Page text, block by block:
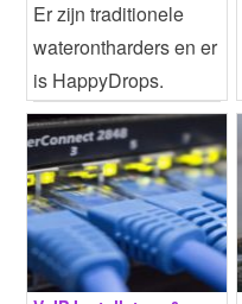
Er zijn traditionele
waterontharders en er
is HappyDrops.
Traditionele
wateronth...
Website | Meer info...